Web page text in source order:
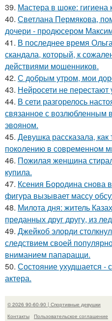
39. Мастера в шоке: гигиена
40. Светлана Пермякова,
дочери - продюсером
41. В последнее время
скандала, который, к
действиями мошенников.
42. С добрым утром, мои
43. Нейросети не перестают
44. В сети разгорелось
связанное с возлюбленным
эвояном.
45. Девушка рассказала,
поколению в современном
46. Пожилая женщина
купила.
47. Ксения Бородина снова
фигура вызывает массу
48. Милота дня: житель
преданных друг другу, из
49. Джейкоб элорди
следствием своей
вниманием папарацци.
50. Состояние ухудшается -
актера.
© 2026 90-60-90 | Спортивные девушки
Контакты
Пользовательское соглашение